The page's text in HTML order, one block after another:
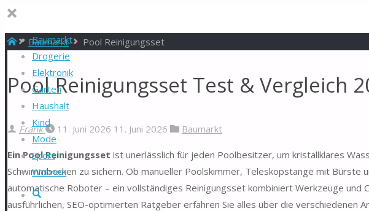
Baumarkt
Drogerie
Elektronik
Garten
Haushalt
Kind
Mode
Sport
Wohnen
Suche
StartBaumarkt Pool Reinigungsset
Pool Reinigungsset Test & Vergleich
Frank 11. Juni 2026 11. Juni 2026 Baumarkt
Ein Pool Reinigungsset ist unerlässlich für jeden Poolbesitzer, um kristallklares
Schwimmbecken zu sichern. Ob manueller Poolskimmer, Teleskopstange mit Bürste
automatische Roboter – ein vollständiges Reinigungsset kombiniert Werkzeuge und
ausführlichen, SEO-optimierten Ratgeber erfahren Sie alles über die verschiedenen